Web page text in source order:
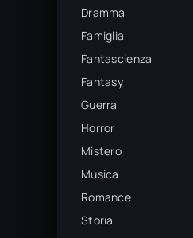
Dramma
Famiglia
Fantascienza
Fantasy
Guerra
Horror
Mistero
Musica
Romance
Storia